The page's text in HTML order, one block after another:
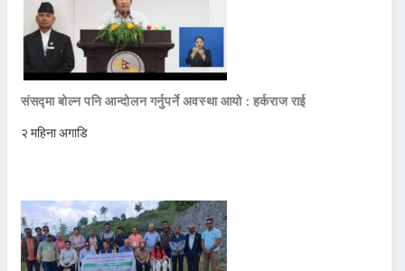
संसद्मा बोल्न पनि आन्दोलन गर्नुपर्ने अवस्था आयो : हर्कराज राई
२ महिना अगाडि